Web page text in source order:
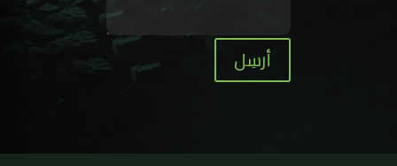
أرسِل